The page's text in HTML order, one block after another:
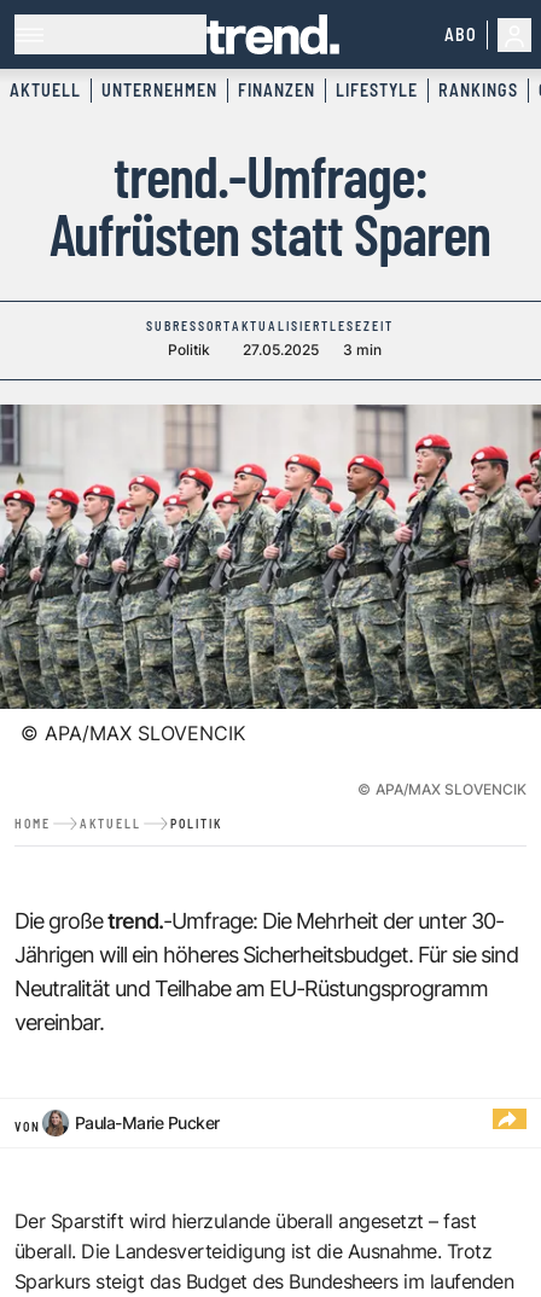
ABO
AKTUELL UNTERNEHMEN FINANZEN LIFESTYLE RANKINGS
trend.-Umfrage:
Aufrüsten statt Sparen
SUBRESSORT
Politik
AKTUALISIERT
27.05.2025
LESEZEIT
3 min
© APA/MAX SLOVENCIK
© APA/MAX SLOVENCIK
HOME AKTUELL POLITIK
Die großetrend.-Umfrage: Die Mehrheit der unter 30-
Jährigen will ein höheres Sicherheitsbudget. Für sie sind
Neutralität und Teilhabe am EU-Rüstungsprogramm
vereinbar.
VON Paula-Marie Pucker
Der Sparstift wird hierzulande überall angesetzt – fast
überall. Die Landesverteidigung ist die Ausnahme. Trotz
Sparkurs steigt das Budget des Bundesheers im laufenden